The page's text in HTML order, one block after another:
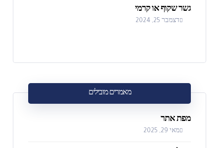
גשר שקוף או קרמי
דצמבר 25, 2024
מאמרים מובילים
מפת אתר
מאי 29, 2025